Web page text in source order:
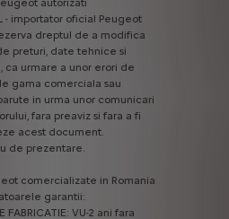
- importator oficial Peugeot
dreptul de a modifica
preturi, date tehnice si
ca urmare a unor erori de
gama comerciala sau
in urma unor comunicari
fara preaviz si fara a fi
acest document.
de prezentare.
comercializate in Romania
garantii:
FABRICATIE: VU-2 ani fara